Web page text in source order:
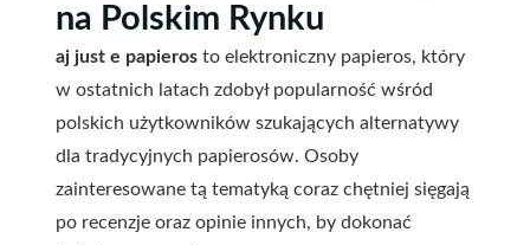
na Polskim Rynku
aj just e papieros to elektroniczny papieros, który
w ostatnich latach zdobył popularność wśród
polskich użytkowników szukających alternatywy
dla tradycyjnych papierosów. Osoby
zainteresowane tą tematyką coraz chętniej sięgają
po recenzje oraz opinie innych, by dokonać